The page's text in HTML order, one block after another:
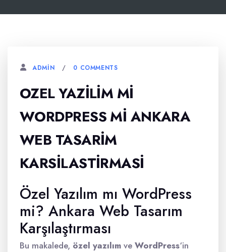
ADMIN 0 COMMENTS
OZEL YAZILIM MI
WORDPRESS MI ANKARA
WEB TASARIM
KARSILASTIRMASI
Özel Yazılım mı WordPress
mi? Ankara Web Tasarım
Karşılaştırması
Bu makalede, özel yazılım ve WordPress‘in